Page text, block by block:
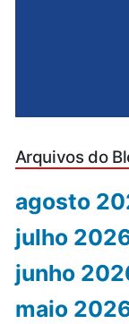
Arquivos do
agosto
julho
junho
maio